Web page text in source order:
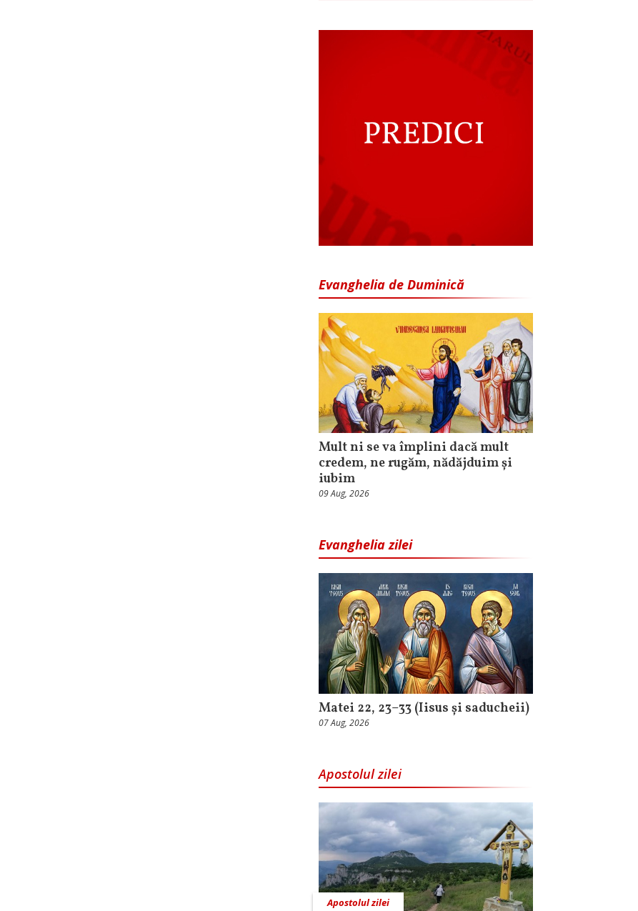
Evanghelia de Duminică
Mult ni se va împlini dacă mult
credem, ne rugăm, nădăjduim și
iubim
09 Aug, 2026
Evanghelia zilei
Matei 22, 23–33 (Iisus și saducheii)
07 Aug, 2026
Apostolul zilei
Apostolul zilei